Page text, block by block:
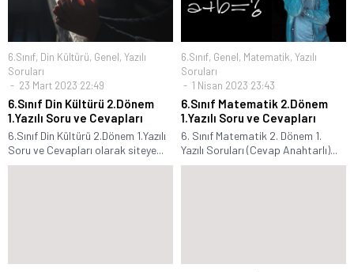
6.Sınıf, Din Kültürü, Genel, Yazılı
Soruları
23 Mart 2023 22:49
6.Sınıf Din Kültürü 2.Dönem
1.Yazılı Soru ve Cevapları
6.Sınıf Din Kültürü 2.Dönem 1.Yazılı
Soru ve Cevapları olarak siteye...
6.Sınıf, Genel, Matematik, Yazılı
Soruları
1 Nisan 2023 23:43
6.Sınıf Matematik 2.Dönem
1.Yazılı Soru ve Cevapları
6. Sınıf Matematik 2. Dönem 1.
Yazılı Soruları (Cevap Anahtarlı)...